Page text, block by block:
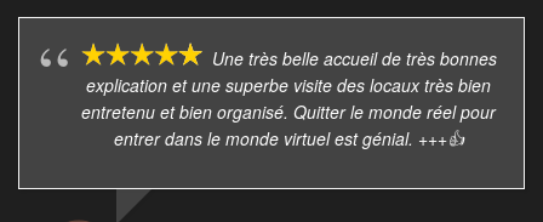
Une très belle accueil de très bonnes
explication et une superbe visite des locaux très bien
entretenu et bien organisé. Quitter le monde réel pour
entrer dans le monde virtuel est génial. +++👍